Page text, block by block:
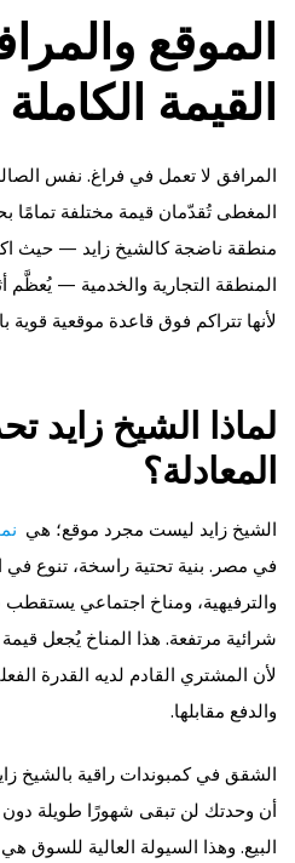
الموقع
القيمة الكاملة
المرافق لا تعمل في فراغ. نفس
المغطى تُقدّمان قيمة مختلفة تمامًا
منطقة ناضجة كالشيخ زايد — حيث
المنطقة التجارية والخدمية — يُعظَّم
لأنها تتراكم فوق قاعدة موقعية قوية
لماذا الشيخ زايد
المعادلة؟
الشيخ زايد ليست مجرد موقع؛ هي
في مصر. بنية تحتية راسخة، تنوع في
والترفيهية، ومناخ اجتماعي
شرائية مرتفعة. هذا المناخ يُجعل
لأن المشتري القادم لديه القدرة
والدفع مقابلها.
الشقق في كمبوندات راقية بالشيخ
أن وحدتك لن تبقى شهورًا طويلة
البيع. وهذا السيولة العالية للسوق